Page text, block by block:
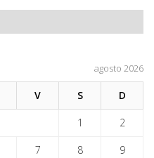
agosto 2026
V S D
1 2
7 8 9